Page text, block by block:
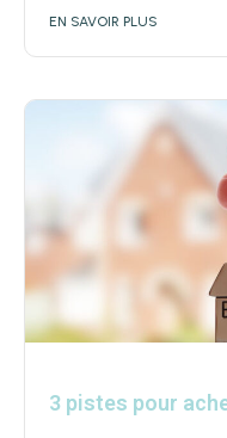
EN SAVOIR PLUS
3 pistes pour